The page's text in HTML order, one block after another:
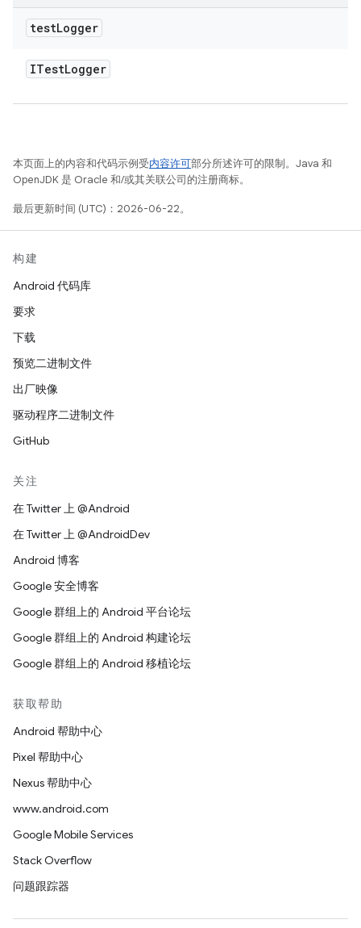
testLogger
ITestLogger
本页面上的内容和代码示例受内容许可部分所述许可的限制。Java 和
OpenJDK 是 Oracle 和/或其关联公司的注册商标。
最后更新时间 (UTC)：2026-06-22。
构建
Android 代码库
要求
下载
预览二进制文件
出厂映像
驱动程序二进制文件
GitHub
关注
在 Twitter 上 @Android
在 Twitter 上 @AndroidDev
Android 博客
Google 安全博客
Google 群组上的 Android 平台论坛
Google 群组上的 Android 构建论坛
Google 群组上的 Android 移植论坛
获取帮助
Android 帮助中心
Pixel 帮助中心
Nexus 帮助中心
www.android.com
Google Mobile Services
Stack Overflow
问题跟踪器